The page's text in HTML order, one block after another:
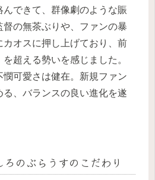
んできて、群像劇のような賑
の無茶ぶりや、ファンの暴
カオスに押し上げており、前
超える勢いを感じました。
可愛さは健在。新規ファン
る、バランスの良い進化を遂
のぶらうすのこだわり